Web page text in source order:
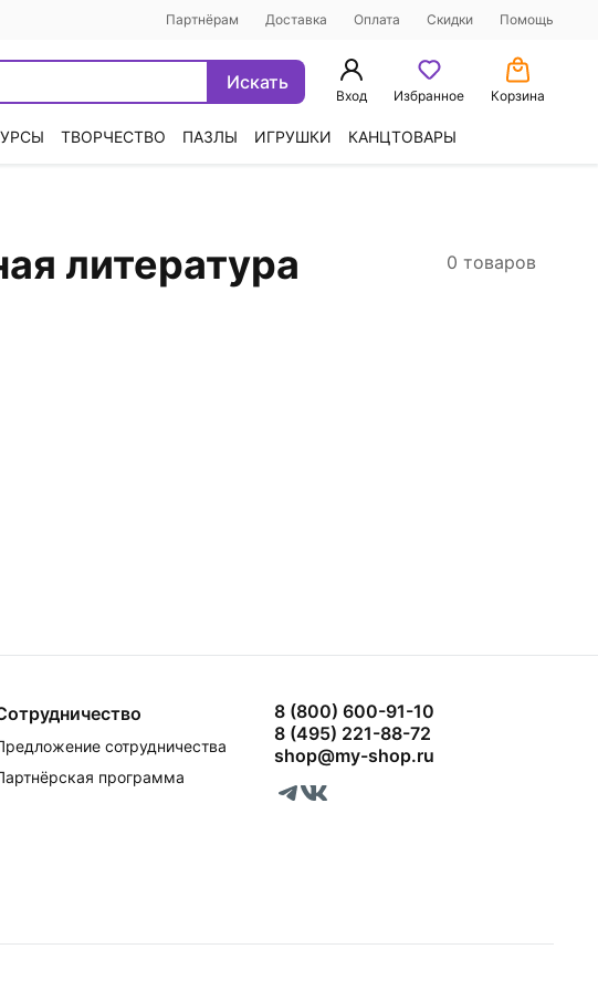
Партнёрам Доставка Оплата Скидки Помощь
Искать
Вход Избранное Корзина
ТВОРЧЕСТВО ПАЗЛЫ ИГРУШКИ КАНЦТОВАРЫ
литература 0 товаров
сотрудничества
программа
8 (800) 600-91-10
8 (495) 221-88-72
shop@my-shop.ru